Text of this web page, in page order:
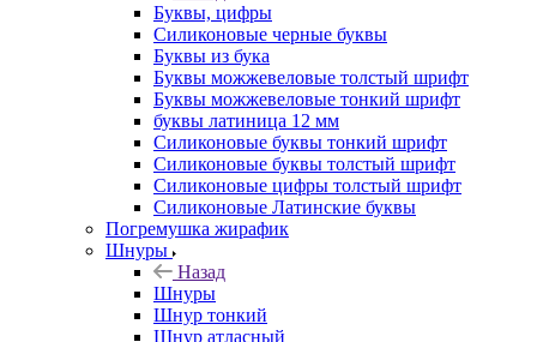
Буквы, цифры
Силиконовые черные буквы
Буквы из бука
Буквы можжевеловые толстый шрифт
Буквы можжевеловые тонкий шрифт
буквы латиница 12 мм
Силиконовые буквы тонкий шрифт
Силиконовые буквы толстый шрифт
Силиконовые цифры толстый шрифт
Силиконовые Латинские буквы
Погремушка жирафик
Шнуры
Назад
Шнуры
Шнур тонкий
Шнур атласный